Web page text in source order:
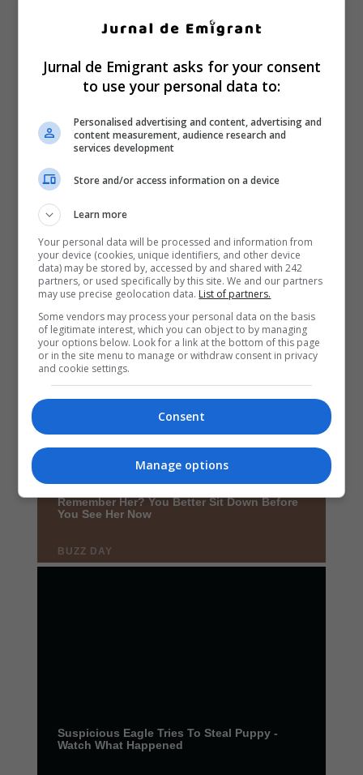
Jurnal de Emigrant asks for your consent
to use your personal data to:
Personalised advertising and content, advertising and
content measurement, audience research and
services development
Store and/or access information on a device
Learn more
Your personal data will be processed and information from
your device (cookies, unique identifiers, and other device
data) may be stored by, accessed by and shared with 242
partners, or used specifically by this site. We and our partners
may use precise geolocation data. List of partners.
Some vendors may process your personal data on the basis
of legitimate interest, which you can object to by managing
your options below. Look for a link at the bottom of this page
or in the site menu to manage or withdraw consent in privacy
and cookie settings.
Consent
Manage options